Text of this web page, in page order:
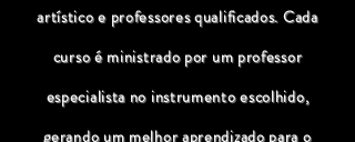
artístico e professores qualificados. Cada
curso é ministrado por um professor
especialista no instrumento escolhido,
gerando um melhor aprendizado para o